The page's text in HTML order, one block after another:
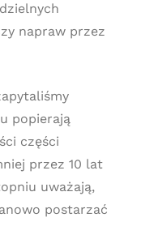
napraw przez
popierają
części
przez 10 lat
uważają,
postarzać